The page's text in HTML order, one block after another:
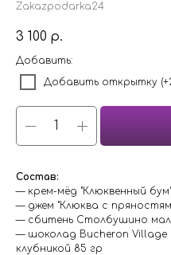
Zakazpodarka24
3 100 р.
Добавить:
Добавить открытку
Состав:
— крем-мёд "Клюквенный
— джем "Клюква с
— сбитень Столбушино
— шоколад Bucheron Village
клубникой 85 гр